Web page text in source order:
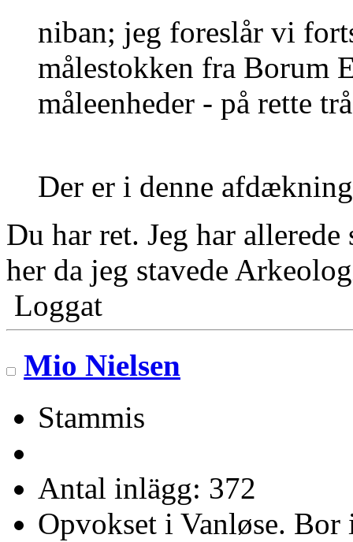
niban; jeg foreslår vi
målestokken fra Borum
måleenheder - på rette
Der er i denne
Du har ret. Jeg har
her da jeg stavede
Loggat
Mio Nielsen
Stammis
Antal inlägg: 372
Opvokset i Vanløse. Bor